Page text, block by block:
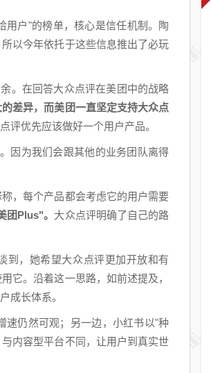
用户"的榜单，核心是信任机制。陶
以今年依托于这些信息推出了必玩
。在回答大众点评在美团中的战略
差异，而美团一直坚定支持大众点
评优先应该做好一个用户产品。
因为我们会跟其他的业务团队离得
，每个产品都会考虑它的用户需要
团Plus"。 大众点评明确了自己的路
到，她希望大众点评更加开放和有
它。沿着这一思路，如前述提及，
成长体系。
速仍然可观；另一边，小红书以"种
内容型平台不同，让用户到真实世